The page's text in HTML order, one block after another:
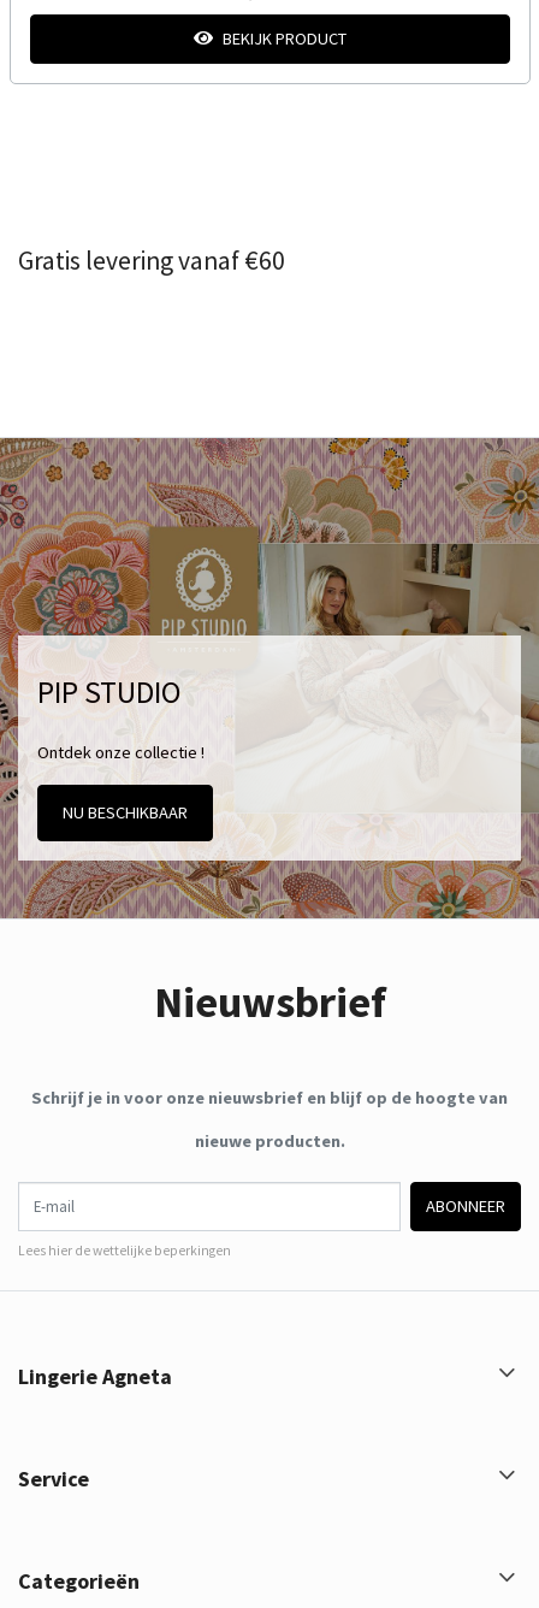
BEKIJK PRODUCT
Gratis levering vanaf €60
PIP STUDIO
Ontdek onze collectie !
NU BESCHIKBAAR
Nieuwsbrief
Schrijf je in voor onze nieuwsbrief en blijf op de hoogte van
nieuwe producten.
ABONNEER
Lees hier de wettelijke beperkingen
Lingerie Agneta
Service
Categorieën